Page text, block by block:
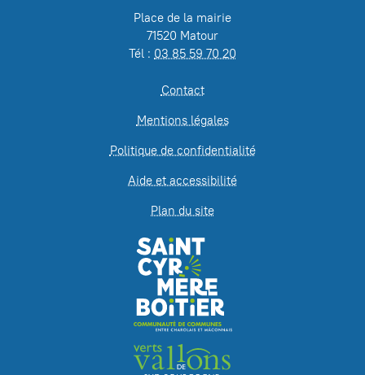
Place de la mairie
71520 Matour
Tél : 03 85 59 70 20
Contact
Mentions légales
Politique de confidentialité
Aide et accessibilité
Plan du site